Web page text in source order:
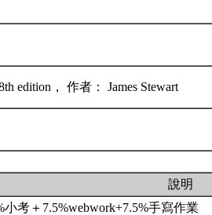
edition， 作者： James Stewart
說明
小考＋7.5%webwork+7.5%手寫作業